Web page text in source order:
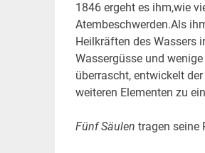
1846 ergeht es ihm,wie
Atembeschwerden.Als
Heilkräften des Wassers
Wassergüsse und
überrascht, entwickelt
weiteren Elementen zu
Fünf Säulen tragen seine